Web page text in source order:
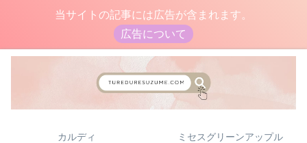
当サイトの記事には広告が含まれます。
広告について
カルディ ミセスグリーンアップル